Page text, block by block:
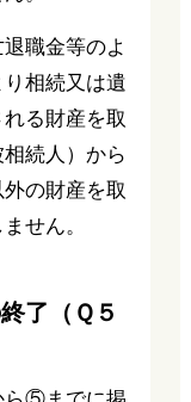
職金等のよ
相続又は遺
る財産を取
続人）から
の財産を取
せん。
了（Ｑ５